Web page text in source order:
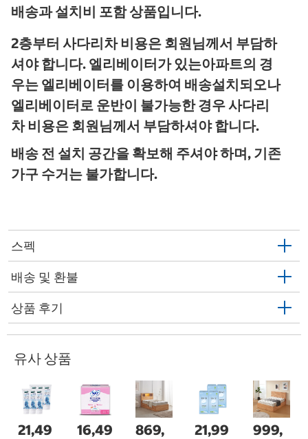
배송과 설치비 포함 상품입니다.
2층부터 사다리차 비용은 회원님께서 부담하
셔야 합니다. 엘리베이터가 있는아파트의 경
우는 엘리베이터를 이용하여 배송설치되오나
엘리베이터로 운반이 불가능한 경우 사다리
차 비용은 회원님께서 부담하셔야 합니다.
배송 전 설치 공간을 확보해 주셔야 하며, 기존
가구 수거는 불가합니다.
스펙
배송 및 환불
상품 후기
유사 상품
21,49
16,49
869,
21,99
999,